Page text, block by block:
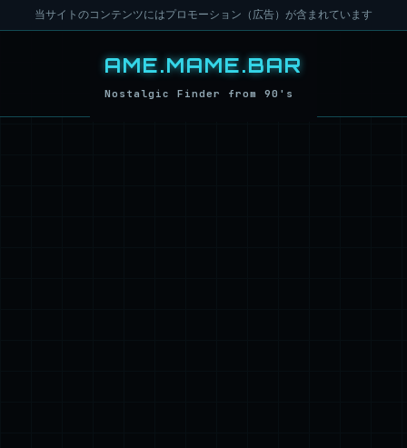
当サイトのコンテンツにはプロモーション（広告）が含まれています